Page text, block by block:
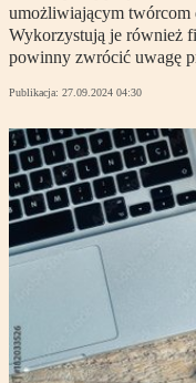
umożliwiającym twórcom
Wykorzystują je również
powinny zwrócić uwagę
Publikacja: 27.09.2024 04:30